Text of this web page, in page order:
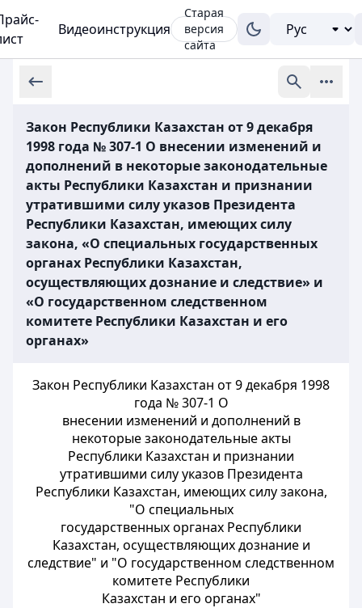
Видеоинструкция
Старая
версия
сайта
Закон Республики Казахстан от 9 декабря
1998 года № 307-1 О внесении изменений и
дополнений в некоторые законодательные
акты Республики Казахстан и признании
утратившими силу указов Президента
Республики Казахстан, имеющих силу
закона, «О специальных государственных
органах Республики Казахстан,
осуществляющих дознание и следствие» и
«О государственном следственном
комитете Республики Казахстан и его
органах»
Закон Республики Казахстан от 9 декабря 1998
года № 307-1 О
внесении изменений и дополнений в
некоторые законодательные акты
Республики Казахстан и признании
утратившими силу указов Президента
Республики Казахстан, имеющих силу закона,
"О специальных
государственных органах Республики
Казахстан, осуществляющих дознание и
следствие" и "О государственном следственном
комитете Республики
Казахстан и его органах"